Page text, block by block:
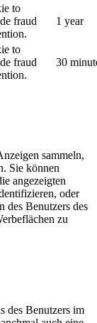
to
fraud
1 year
to
fraud
30
sammeln,
Sie können
angezeigten
oder
des Benutzers des
zu
des Benutzers im